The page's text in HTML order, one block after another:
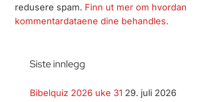
redusere spam. Finn ut mer om hvordan
kommentardataene dine behandles.
Siste innlegg
Bibelquiz 2026 uke 31 29. juli 2026